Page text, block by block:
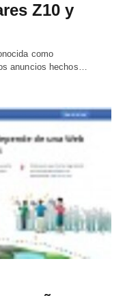
Z10 y
como
anuncios hechos…